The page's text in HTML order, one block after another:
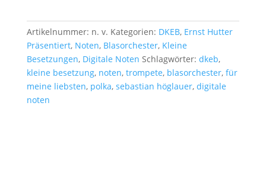
Artikelnummer: n. v. Kategorien: DKEB, Ernst Hutter
Präsentiert, Noten, Blasorchester, Kleine
Besetzungen, Digitale Noten Schlagwörter: dkeb,
kleine besetzung, noten, trompete, blasorchester, für
meine liebsten, polka, sebastian höglauer, digitale
noten